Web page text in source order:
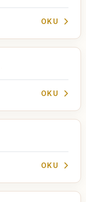
OKU
OKU
OKU